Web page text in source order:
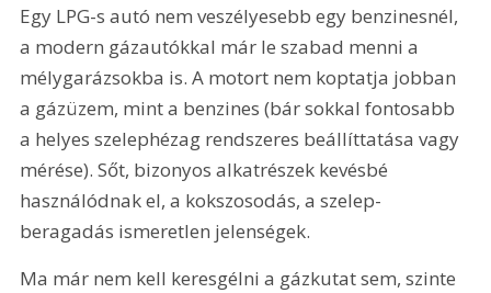
Egy LPG-s autó nem veszélyesebb egy benzinesnél,
a modern gázautókkal már le szabad menni a
mélygarázsokba is. A motort nem koptatja jobban
a gázüzem, mint a benzines (bár sokkal fontosabb
a helyes szelephézag rendszeres beállíttatása vagy
mérése). Sőt, bizonyos alkatrészek kevésbé
használódnak el, a kokszosodás, a szelep-
beragadás ismeretlen jelenségek.
Ma már nem kell keresgélni a gázkutat sem, szinte